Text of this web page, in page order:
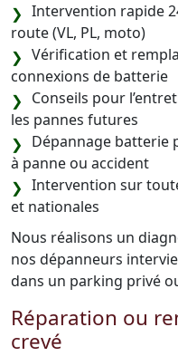
Intervention rapide
route (VL, PL, moto)
Vérification et
connexions de batterie
Conseils pour
les pannes futures
Dépannage batterie
à panne ou accident
Intervention sur
et nationales
Nous réalisons un
nos dépanneurs
dans un parking privé
Réparation ou
crevé